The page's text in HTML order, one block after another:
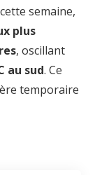
semaine,
plus
, oscillant
au sud. Ce
temporaire